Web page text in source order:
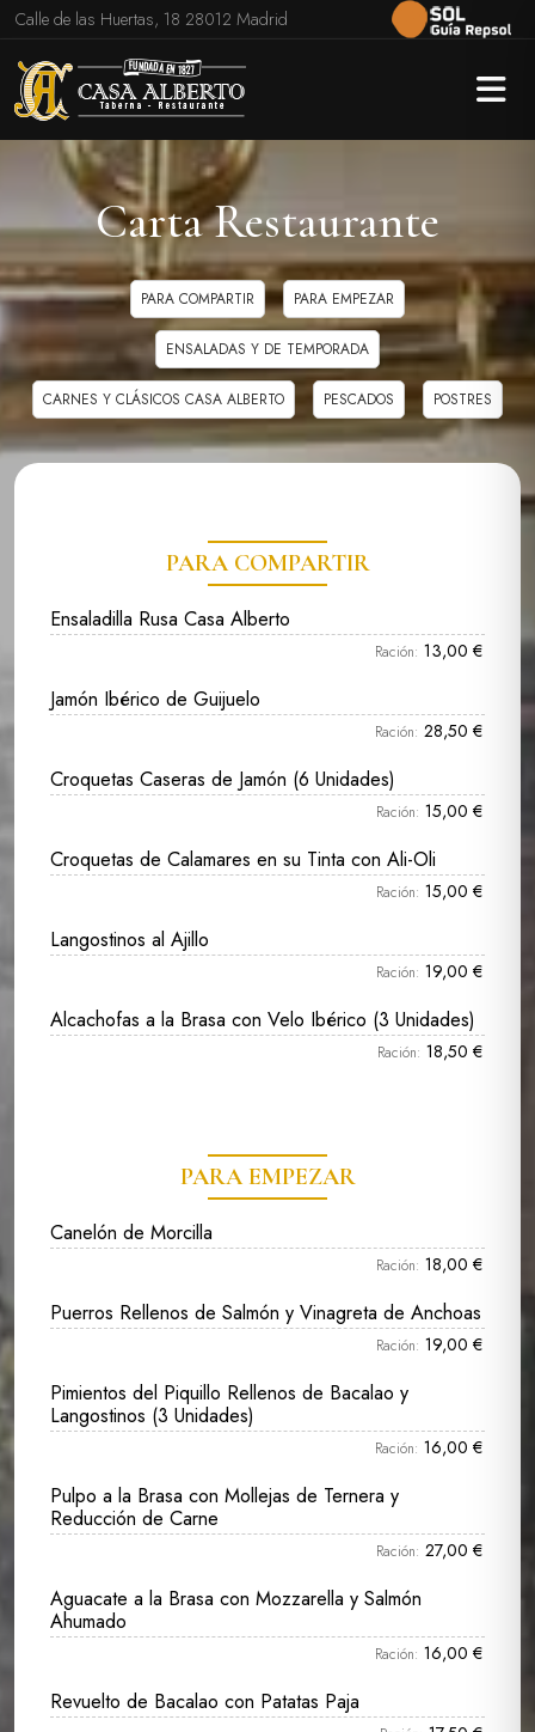
Calle de las Huertas, 18 28012 Madrid
Carta Restaurante
PARA COMPARTIR PARA EMPEZAR
ENSALADAS Y DE TEMPORADA
CARNES Y CLÁSICOS CASA ALBERTO PESCADOS POSTRES
PARA COMPARTIR
Ensaladilla Rusa Casa Alberto
Ración: 13,00 €
Jamón Ibérico de Guijuelo
Ración: 28,50 €
Croquetas Caseras de Jamón (6 Unidades)
Ración: 15,00 €
Croquetas de Calamares en su Tinta con Ali-Oli
Ración: 15,00 €
Langostinos al Ajillo
Ración: 19,00 €
Alcachofas a la Brasa con Velo Ibérico (3 Unidades)
Ración: 18,50 €
PARA EMPEZAR
Canelón de Morcilla
Ración: 18,00 €
Puerros Rellenos de Salmón y Vinagreta de Anchoas
Ración: 19,00 €
Pimientos del Piquillo Rellenos de Bacalao y
Langostinos (3 Unidades)
Ración: 16,00 €
Pulpo a la Brasa con Mollejas de Ternera y
Reducción de Carne
Ración: 27,00 €
Aguacate a la Brasa con Mozzarella y Salmón
Ahumado
Ración: 16,00 €
Revuelto de Bacalao con Patatas Paja